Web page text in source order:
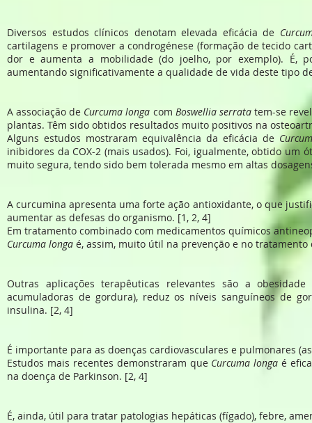
Diversos estudos clínicos denotam elevada eficácia de
cartilagens e promover a condrogénese (formação de tecido
dor e aumenta a mobilidade (do joelho, por exemplo). É,
aumentando significativamente a qualidade de vida deste tipo
A associação de Curcuma longa com Boswellia serratatem-se
plantas. Têm sido obtidos resultados muito positivos na
Alguns estudos mostraram equivalência da eficácia de
inibidores da COX-2 (mais usados). Foi, igualmente, obtido
muito segura, tendo sido bem tolerada mesmo em altas
A curcumina apresenta uma forte ação antioxidante, o que
aumentar as defesas do organismo. [1, 2, 4]
Em tratamento combinado com medicamentos químicos
Curcuma longa é, assim, muito útil na prevenção e no tratamento
Outras aplicações terapêuticas relevantes são a
acumuladoras de gordura), reduz os níveis sanguíneos de
insulina. [2, 4]
É importante para as doenças cardiovasculares e pulmonares
Estudos mais recentes demonstraram que Curcuma longa é
na doença de Parkinson. [2, 4]
É, ainda, útil para tratar patologias hepáticas (fígado), febre,